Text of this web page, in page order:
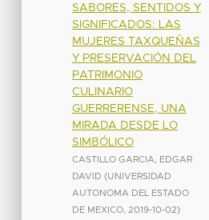
SABORES, SENTIDOS Y
SIGNIFICADOS: LAS
MUJERES TAXQUEÑAS
Y PRESERVACIÓN DEL
PATRIMONIO
CULINARIO
GUERRERENSE, UNA
MIRADA DESDE LO
SIMBÓLICO
CASTILLO GARCIA, EDGAR
DAVID (UNIVERSIDAD
AUTONOMA DEL ESTADO
DE MEXICO, 2019-10-02)